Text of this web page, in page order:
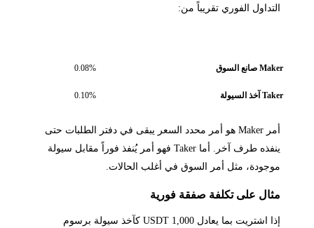
التداول الفوري تقريباً من:
Maker صانع السوق 0.08%
Taker آخذ السيولة 0.10%
أمر Maker هو أمر محدد السعر يبقى في دفتر الطلبات حتى
ينفذه طرف آخر. أما Taker فهو أمر يُنفذ فوراً مقابل سيولة
موجودة، مثل أمر السوق في أغلب الحالات.
مثال على تكلفة صفقة فورية
إذا اشتريت بما يعادل 1,000 USDT كآخذ سيولة برسوم